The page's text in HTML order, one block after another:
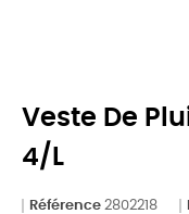
Veste De
4/L
Référence 2802218